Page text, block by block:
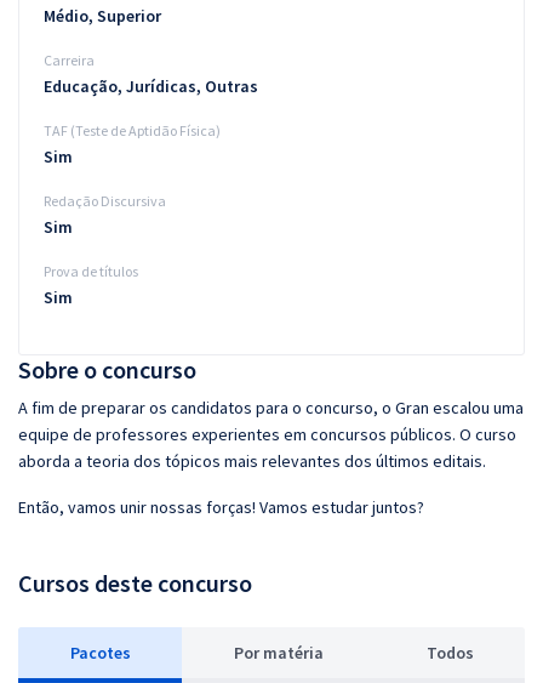
Sobre o concurso
A fim de preparar os candidatos para o concurso, o Gran escalou uma
equipe de professores experientes em concursos públicos. O curso
aborda a teoria dos tópicos mais relevantes dos últimos editais.
Então, vamos unir nossas forças! Vamos estudar juntos?
Cursos deste concurso
Pacotes Por matéria Todos
Médio, Superior
Carreira
Educação, Jurídicas, Outras
TAF (Teste de Aptidão Física)
Sim
Redação Discursiva
Sim
Prova de títulos
Sim